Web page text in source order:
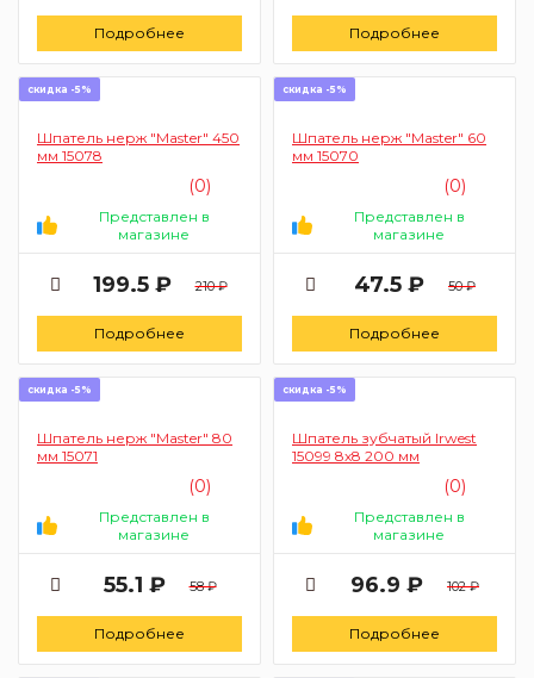
Подробнее Подробнее
скидка -5%
Шпатель нерж "Master" 450
мм 15078
(0)
Представлен в
магазине
199.5 ₽ 210 ₽
Подробнее
скидка -5%
Шпатель нерж "Master" 60
мм 15070
(0)
Представлен в
магазине
47.5 ₽ 50 ₽
Подробнее
скидка -5%
Шпатель нерж "Master" 80
мм 15071
(0)
Представлен в
магазине
55.1 ₽ 58 ₽
Подробнее
скидка -5%
Шпатель зубчатый Irwest
15099 8х8 200 мм
(0)
Представлен в
магазине
96.9 ₽ 102 ₽
Подробнее